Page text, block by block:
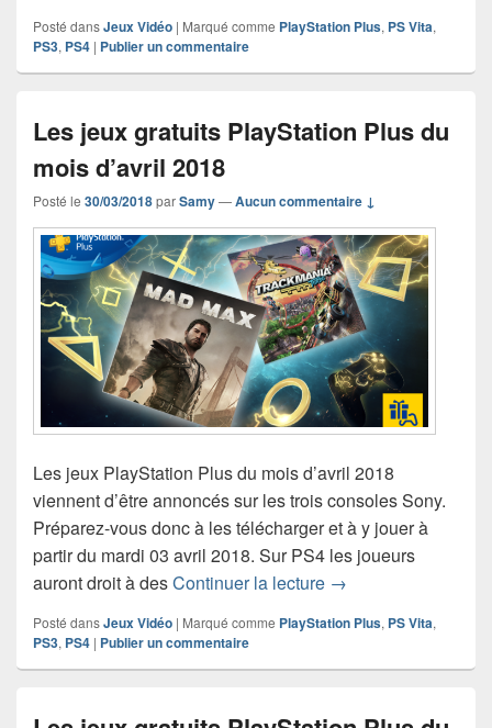
Posté dansJeux Vidéo | Marqué comme PlayStation Plus, PS Vita,
PS3, PS4 | Publier un commentaire
Les jeux gratuits PlayStation Plus du
mois d’avril 2018
Posté le 30/03/2018parSamy—Aucun commentaire ↓
Les jeux PlayStation Plus du mois d’avril 2018
viennent d’être annoncés sur les trois consoles Sony.
Préparez-vous donc à les télécharger et à y jouer à
partir du mardi 03 avril 2018. Sur PS4 les joueurs
auront droit à desContinuer la lecture Les jeux gratuits
→
Posté dansJeux Vidéo | Marqué comme PlayStation Plus, PS Vita,
PS3, PS4 | Publier un commentaire